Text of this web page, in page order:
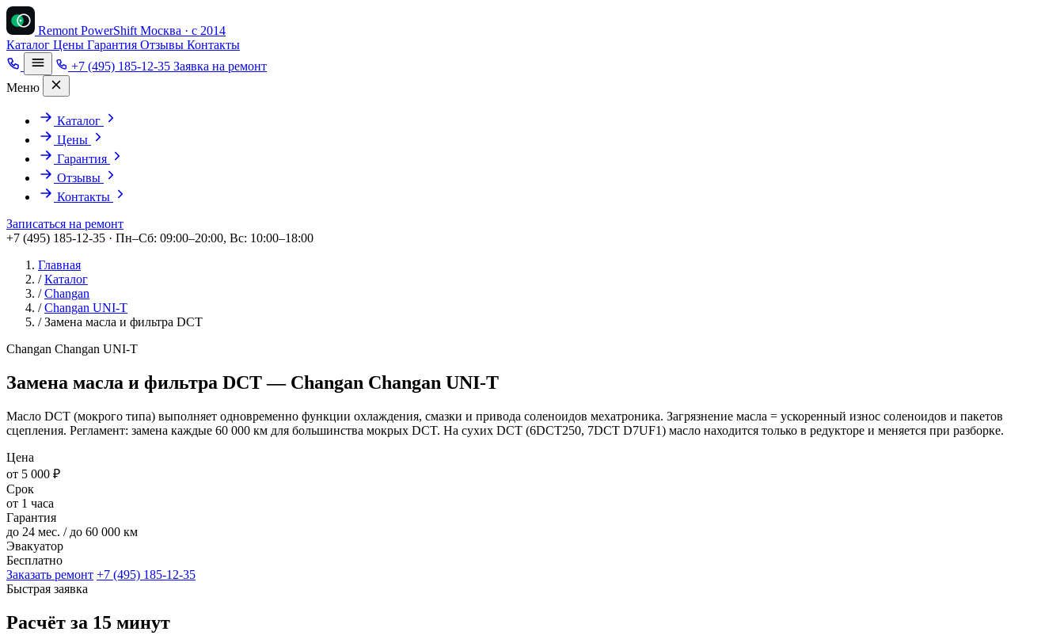
Remont PowerShift Москва · с 2014
Каталог Цены Гарантия Отзывы Контакты
+7 (495) 185-12-35 Заявка на ремонт
Меню
Каталог
Цены
Гарантия
Отзывы
Контакты
Записаться на ремонт
+7 (495) 185-12-35 · Пн–Сб: 09:00–20:00, Вс: 10:00–18:00
Главная
/ Каталог
/ Changan
/ Changan UNI-T
/ Замена масла и фильтра DCT
Changan Changan UNI-T
Замена масла и фильтра DCT — Changan Changan UNI-T
Масло DCT (мокрого типа) выполняет одновременно функции охлаждения, смазки и привода соленоидов мехатроника. Загрязнение масла = ускоренный износ соленоидов и пакетов
сцепления. Регламент: замена каждые 60 000 км для большинства мокрых DCT. На сухих DCT (6DCT250, 7DCT D7UF1) масло находится только в редукторе и меняется при разборке.
Цена
от 5 000 ₽
Срок
от 1 часа
Гарантия
до 24 мес. / до 60 000 км
Эвакуатор
Бесплатно
Заказать ремонт +7 (495) 185-12-35
Быстрая заявка
Расчёт за 15 минут